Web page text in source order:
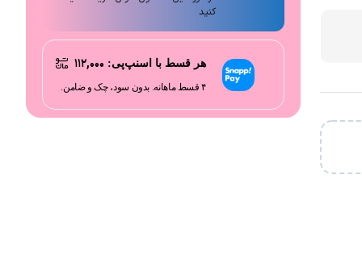
کنید
هر قسط با اسنپ‌پی: ۱۱۲,۰۰۰
۴ قسط ماهانه. بدون سود، چک و ضامن.